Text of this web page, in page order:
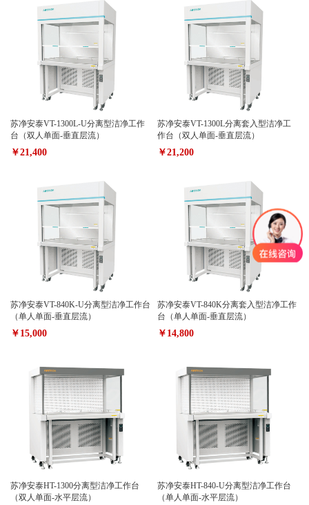
苏净安泰VT-1300L-U分离型洁净工作
台（双人单面-垂直层流）
￥21,400
苏净安泰VT-1300L分离套入型洁净工
作台（双人单面-垂直层流）
￥21,200
苏净安泰VT-840K-U分离型洁净工作台
（单人单面-垂直层流）
￥15,000
苏净安泰VT-840K分离套入型洁净工作
台（单人单面-垂直层流）
￥14,800
苏净安泰HT-1300分离型洁净工作台
（双人单面-水平层流）
苏净安泰HT-840-U分离型洁净工作台
（单人单面-水平层流）